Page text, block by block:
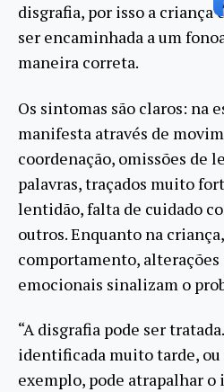
disgrafia, por isso a criança
ser encaminhada a um
maneira correta.
Os sintomas são claros: na
manifesta através de
coordenação, omissões de
palavras, traçados muito
lentidão, falta de cuidado
outros. Enquanto na
comportamento, alterações
emocionais sinalizam o
“A disgrafia pode ser
identificada muito tarde, ou
exemplo, pode atrapalhar